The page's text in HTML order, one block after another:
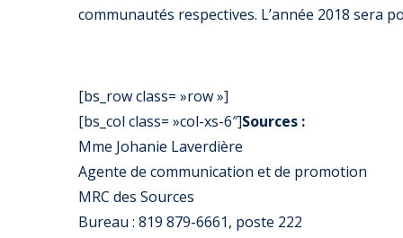
communautés respectives. L’année 2018
[bs_row class= »row »]
[bs_col class= »col-xs-6″]Sources :
Mme Johanie Laverdière
Agente de communication et de promotion
MRC des Sources
Bureau : 819 879-6661, poste 222